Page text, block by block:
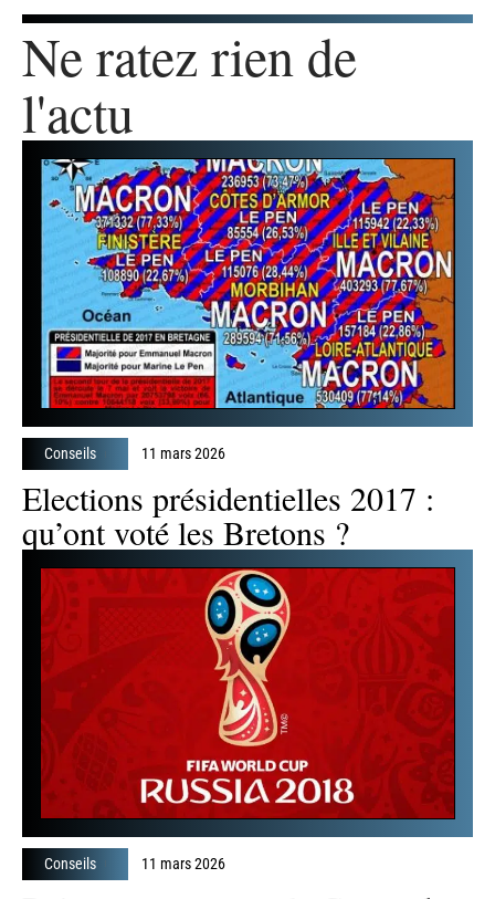
baskets polyvalentes. Le parent cherche avant tout la
fonctionnalité : des vêtements robustes, adaptables,
faciles à entretenir. Le minimalismetrouve sa place
dans tous les modes de vie, sans imposer de moule,
choix. On ne fait pas l’inventaire pour se restreindre,
mais pour faire de la place à ce qui compte vraiment.
Ne ratez rien de
l'actu
Elections présidentielles 2017 :
qu’ont voté les Bretons ?